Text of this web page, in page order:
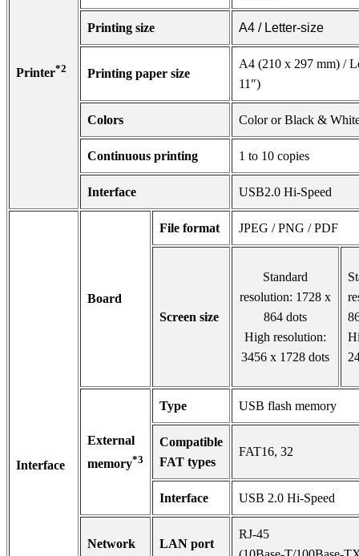
Printer*2
Printing size A4 / Letter-size
Printing paper size
A4 (210 x 297 mm) /
11″)
Colors Color or Black &
Continuous printing 1 to 10 copies
Interface USB2.0 Hi-Speed
Interface
Board
File format JPEG / PNG / PDF
Screen size
Standard
resolution: 1728 x
864 dots
High resolution:
3456 x 1728 dots
External
memory*3
Type USB flash memory
Compatible
FAT types
FAT16, 32
Interface USB 2.0 Hi-Speed
Network LAN port
RJ-45